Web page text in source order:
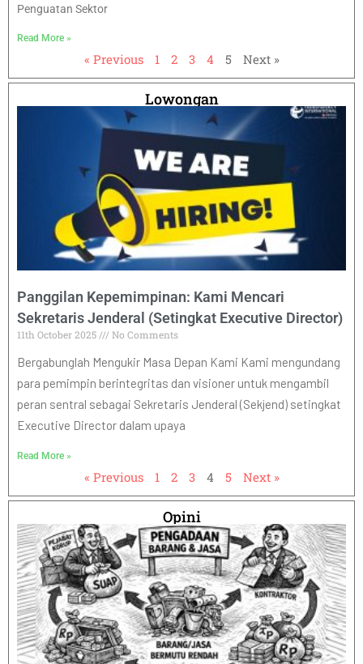
Penguatan Sektor
Read More »
« Previous 1 2 3 4 5 Next »
Lowongan
Panggilan Kepemimpinan: Kami Mencari
Sekretaris Jenderal (Setingkat Executive Director)
11th October 2025 No Comments
Bergabunglah Mengukir Masa Depan Kami Kami mengundang
para pemimpin berintegritas dan visioner untuk mengambil
peran sentral sebagai Sekretaris Jenderal (Sekjend) setingkat
Executive Director dalam upaya
Read More »
« Previous 1 2 3 4 5 Next »
Opini